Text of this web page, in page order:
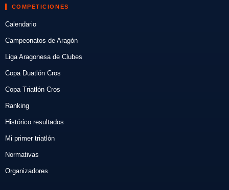
COMPETICIONES
Calendario
Campeonatos de Aragón
Liga Aragonesa de Clubes
Copa Duatlón Cros
Copa Triatlón Cros
Ranking
Histórico resultados
Mi primer triatlón
Normativas
Organizadores